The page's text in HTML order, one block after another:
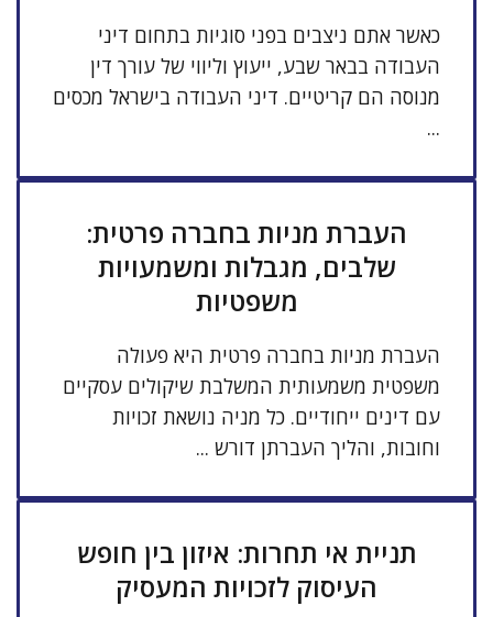
כאשר אתם ניצבים בפני סוגיות בתחום דיני
העבודה בבאר שבע, ייעוץ וליווי של עורך דין
מנוסה הם קריטיים. דיני העבודה בישראל מכסים
...
העברת מניות בחברה פרטית:
שלבים, מגבלות ומשמעויות
משפטיות
העברת מניות בחברה פרטית היא פעולה
משפטית משמעותית המשלבת שיקולים עסקיים
עם דינים ייחודיים. כל מניה נושאת זכויות
וחובות, והליך העברתן דורש ...
תניית אי תחרות: איזון בין חופש
העיסוק לזכויות המעסיק